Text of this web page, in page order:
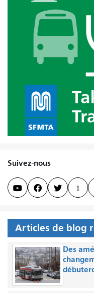
Suivez-nous
   1
Articles de blog
Des